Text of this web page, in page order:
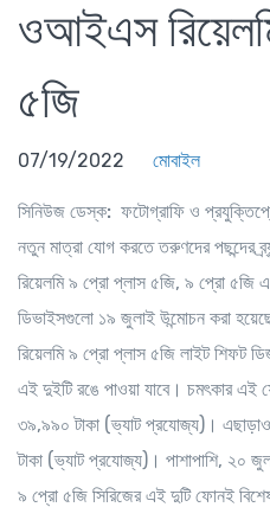
ওআইএস
৫জি
07/19/2022 মোবাইল
সিনিউজ ডেস্ক: ফটোগ্রাফি ও
নতুন মাত্রা যোগ করতে তরুণদের পছন্দের
রিয়েলমি ৯ প্রো প্লাস ৫জি, ৯ প্রো ৫জি
ডিভাইসগুলো ১৯ জুলাই উন্মোচন করা
রিয়েলমি ৯ প্রো প্লাস ৫জি লাইট শিফট
এই দুইটি রঙে পাওয়া যাবে। চমৎকার এই
৩৯,৯৯০ টাকা (ভ্যাট প্রযোজ্য)।
টাকা (ভ্যাট প্রযোজ্য)। পাশাপাশি, ২০
৯ প্রো ৫জি সিরিজের এই দুটি ফোনই